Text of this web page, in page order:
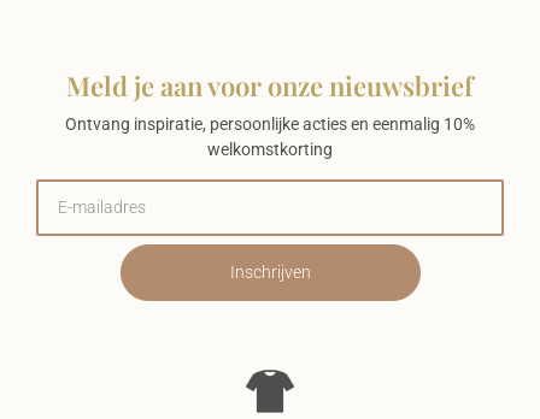
Meld je aan voor onze nieuwsbrief
Ontvang inspiratie, persoonlijke acties en eenmalig 10%
welkomstkorting
Inschrijven